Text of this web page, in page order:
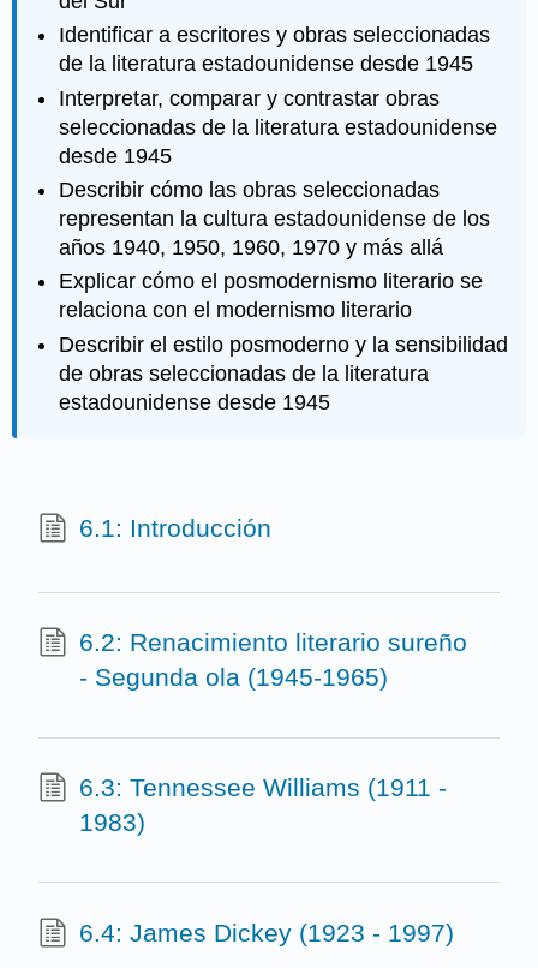
Identificar a escritores y obras seleccionadas
de la literatura estadounidense desde 1945
Interpretar, comparar y contrastar obras
seleccionadas de la literatura estadounidense
desde 1945
Describir cómo las obras seleccionadas
representan la cultura estadounidense de los
años 1940, 1950, 1960, 1970 y más allá
Explicar cómo el posmodernismo literario se
relaciona con el modernismo literario
Describir el estilo posmoderno y la sensibilidad
de obras seleccionadas de la literatura
estadounidense desde 1945
6.1: Introducción
6.2: Renacimiento literario sureño
- Segunda ola (1945-1965)
6.3: Tennessee Williams (1911 -
1983)
6.4: James Dickey (1923 - 1997)